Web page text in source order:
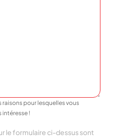
raisons pour lesquelles vous
intéresse !
le formulaire ci-dessus sont